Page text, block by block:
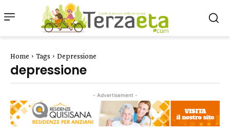
Home Tags Depressione
depressione
- Advertisement -